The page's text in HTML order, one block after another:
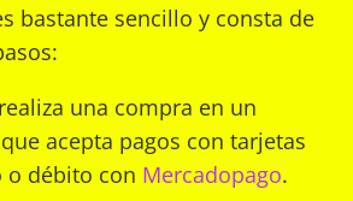
bastante sencillo y consta de
una compra en un
acepta pagos con tarjetas
o débito con Mercadopago.